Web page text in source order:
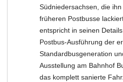
Südniedersachsen, die
früheren Postbusse
entspricht in seinen
Postbus-Ausführung der
Standardbusgeneration
Ausstellung am Bahnhof
das komplett sanierte